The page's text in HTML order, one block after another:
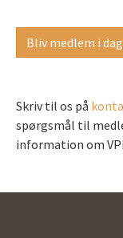
Bliv medlem i dag
Skriv til os på
spørgsmål til
information om